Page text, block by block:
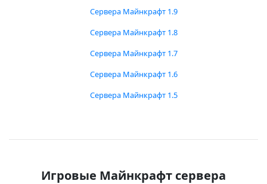
Сервера Майнкрафт 1.9
Сервера Майнкрафт 1.8
Сервера Майнкрафт 1.7
Сервера Майнкрафт 1.6
Сервера Майнкрафт 1.5
Игровые Майнкрафт сервера